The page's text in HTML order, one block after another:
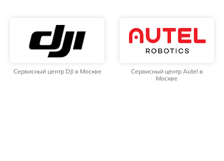
Сервисный центр DJI в Москве
Сервисный центр Autel в
Москве